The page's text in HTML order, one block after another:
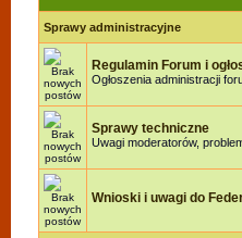
Sprawy administracyjne
Regulamin Forum i
Ogłoszenia administracji
Sprawy techniczne
Uwagi moderatorów,
Wnioski i uwagi do